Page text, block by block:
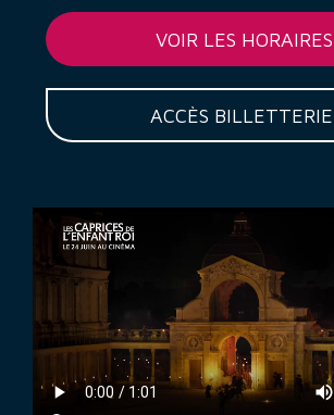
VOIR LES HORAIRES
ACCÈS BILLETTERIE